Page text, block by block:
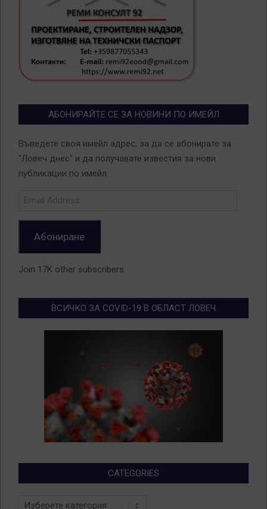
АБОНИРАЙТЕ СЕ ЗА НОВИНИ ПО ИМЕЙЛ
Въведете своя имейл адрес, за да се абонирате за
"Ловеч днес" и да получавате известия за нови
публикации по имейл.
Абониране
Join 17K other subscribers
ВСИЧКО ЗА COVID-19 В ОБЛАСТ ЛОВЕЧ
CATEGORIES
Categories